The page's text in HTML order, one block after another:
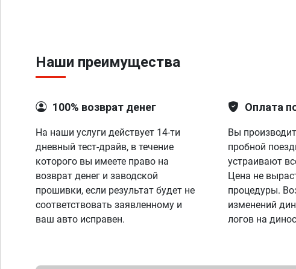
Наши преимущества
100% возврат денег
На наши услуги действует 14-ти
дневный тест-драйв, в течение
которого вы имеете право на
возврат денег и заводской
прошивки, если результат будет не
соответствовать заявленному и
ваш авто исправен.
Оплата
Вы
пробной
устраивают
Цена не
процедуры.
изменений
логов на